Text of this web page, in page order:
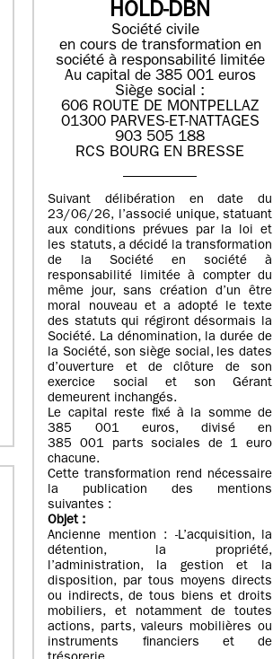
HOLD-DBN
Société civile
en cours de transformation en
société à responsabilité limitée
Au capital de 385 001 euros
Siège social :
606 ROUTE DE MONTPELLAZ
01300 PARVES-ET-NATTAGES
903 505 188
RCS BOURG EN BRESSE
Suivant délibération en date du
23/06/26, l’associé unique, statuant
aux conditions prévues par la loi et
les statuts, a décidé la transformation
de la Société en société à
responsabilité limitée à compter du
même jour, sans création d’un être
moral nouveau et a adopté le texte
des statuts qui régiront désormais la
Société. La dénomination, la durée de
la Société, son siège social, les dates
d’ouverture et de clôture de son
exercice social et son Gérant
demeurent inchangés.
Le capital reste fixé à la somme de
385 001 euros, divisé en
385 001 parts sociales de 1 euro
chacune.
Cette transformation rend nécessaire
la publication des mentions
suivantes :
Objet :
Ancienne mention : -L’acquisition, la
détention, la propriété,
l’administration, la gestion et la
disposition, par tous moyens directs
ou indirects, de tous biens et droits
mobiliers, et notamment de toutes
actions, parts, valeurs mobilières ou
instruments financiers et de